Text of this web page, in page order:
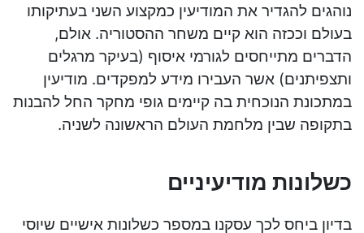
נוהגים להגדיר את המודיעין כמקצוע השני בעתיקותו
בעולם וככזה הוא קיים משחר ההסטוריה. אולם,
הדברים מתייחסים לגורמי איסוף (בעיקר מרגלים
ותצפיתנים) אשר העבירו מידע למפקדים. מודיעין
במתכונת הנוכחית בה קיימים גופי מחקר החל להבנות
בתקופה שבין מלחמת העולם הראשונה לשניה.
כשלונות מודיעיניים
בדיון ביחס לכך עסקנו במספר כשלונות אישיים שיוסי